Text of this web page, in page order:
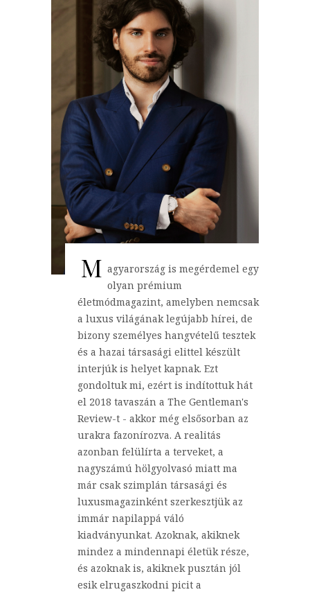
M agyarország is megérdemel egy
olyan prémium
életmódmagazint, amelyben nemcsak
a luxus világának legújabb hírei, de
bizony személyes hangvételű tesztek
és a hazai társasági elittel készült
interjúk is helyet kapnak. Ezt
gondoltuk mi, ezért is indítottuk hát
el 2018 tavaszán a The Gentleman's
Review-t - akkor még elsősorban az
urakra fazonírozva. A realitás
azonban felülírta a terveket, a
nagyszámú hölgyolvasó miatt ma
már csak szimplán társasági és
luxusmagazinként szerkesztjük az
immár napilappá váló
kiadványunkat. Azoknak, akiknek
mindez a mindennapi életük része,
és azoknak is, akiknek pusztán jól
esik elrugaszkodni picit a